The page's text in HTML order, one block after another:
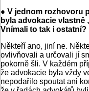
● V jednom rozhovoru
byla advokacie vlastně
Vnímali to tak i ostatní?
Někteří ano, jiní ne.
ovlivňovali a určovali jí
pokorně šli. V každém
že advokacie byla vždy
nepodařilo spoutat ani